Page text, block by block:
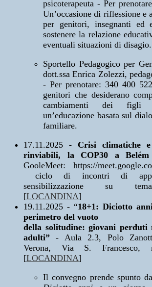
psicoterapeuta - Per
Un’occasione di riflessione e
per genitori, insegnanti ed
sostenere la relazione
eventuali situazioni di disagio.
Sportello Pedagogico per
dott.ssa Enrica Zolezzi,
- Per prenotare: 340 400
genitori che desiderano
cambiamenti dei figli
un’educazione basata sul
familiare.
17.11.2025 - Crisi climatiche
rinviabili, la COP30 a
GooleMeet: https://
ciclo di incontri di
sensibilizzazione su
[LOCANDINA]
19.11.2025 - “18+1: Diciotto
perimetro del vuoto
della solitudine: giovani perduti
adulti” - Aula 2.3, Polo
Verona, Via S. Francesco,
[LOCANDINA]
Il convegno prende spunto